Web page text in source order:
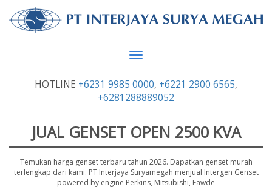
Toggle
HOTLINE +6231 9985 0000, +6221 2900 6565,
+6281288889052
JUAL GENSET OPEN 2500 KVA
Temukan harga genset terbaru tahun 2026. Dapatkan genset murah
terlengkap dari kami. PT Interjaya Suryamegah menjual Intergen Genset
powered by engine Perkins, Mitsubishi, Fawde